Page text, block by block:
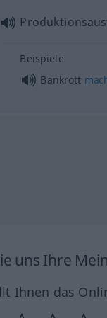
Beispiele
Bankrott
uns Ihre
Ihnen das